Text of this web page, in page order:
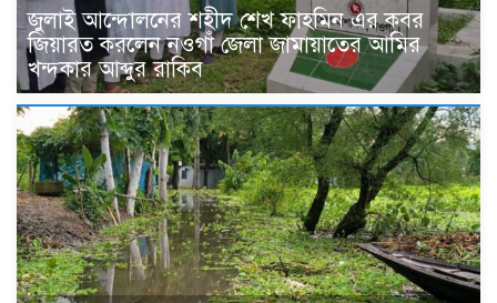
জুলাই আন্দোলনের শহীদ শেখ ফাহমিন এর কবর
জিয়ারত করলেন নওগাঁ জেলা জামায়াতের আমির
খন্দকার আব্দুর রাকিব